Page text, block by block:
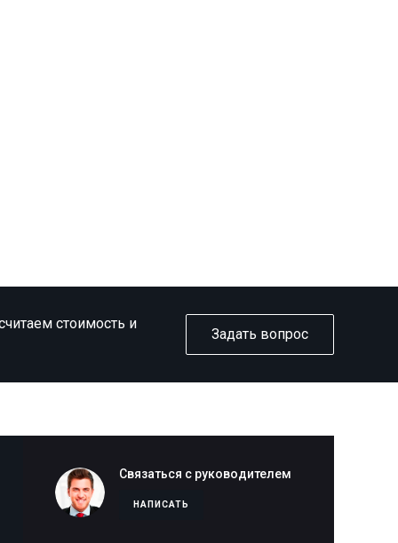
стоимость и
Задать вопрос
Связаться с руководителем
НАПИСАТЬ